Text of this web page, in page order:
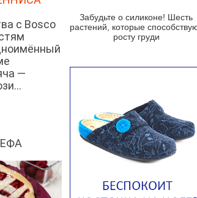
с Bosco
—
из рукколы
Португальский чесночный суп с
Ирландский картофельный суп
Суп из пастернака
Пряный морковный суп во
зимних холодов
Американский суп из красной
Забудьте о силиконе! Шесть
растений, которые
росту груди